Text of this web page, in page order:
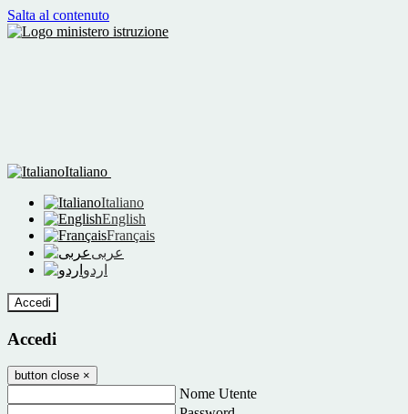
Salta al contenuto
Italiano
Italiano
English
Français
عربى
اردو
Accedi
Accedi
button close ×
Nome Utente